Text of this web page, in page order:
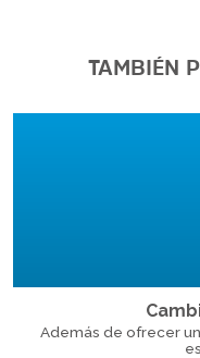
TAMBIÉN
Además de ofrecer